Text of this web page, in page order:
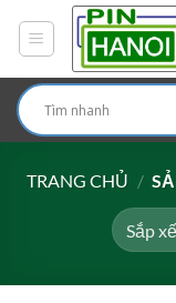
dung
TRANG CHỦ /